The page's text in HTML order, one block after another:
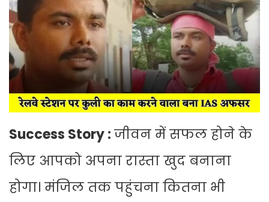
Success Story :जीवन में सफल होने के
लिए आपको अपना रास्ता खुद बनाना
होगा। मंजिल तक पहुंचना कितना भी